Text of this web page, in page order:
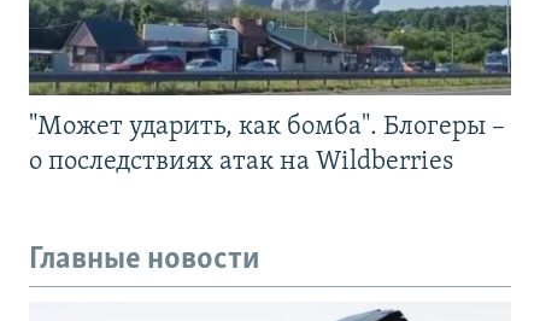
"Может ударить, как бомба". Блогеры –
о последствиях атак на Wildberries
Главные новости